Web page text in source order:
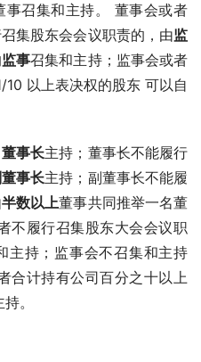
召集和主持。 董事会或者
集股东会会议职责的，由监
监事召集和主持；监事会或者
以上表决权的股东 可以自
董事长主持；董事长不能履行
事长主持；副董事长不能履
半数以上董事共同推举一名董
不履行召集股东大会会议职
主持；监事会不召集和主持
合计持有公司百分之十以上
。